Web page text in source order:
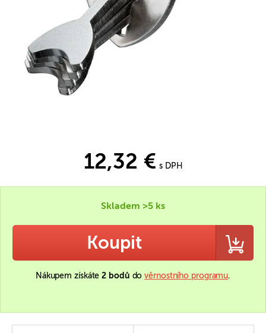
12,32 € s DPH
Skladem >5 ks
Koupit
Nákupem získáte2 bodů dověrnostního programu.